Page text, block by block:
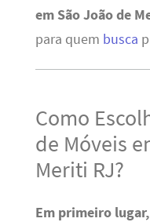
em São João de
para quem busca
Como
de Móveis
Meriti RJ?
Em primeiro